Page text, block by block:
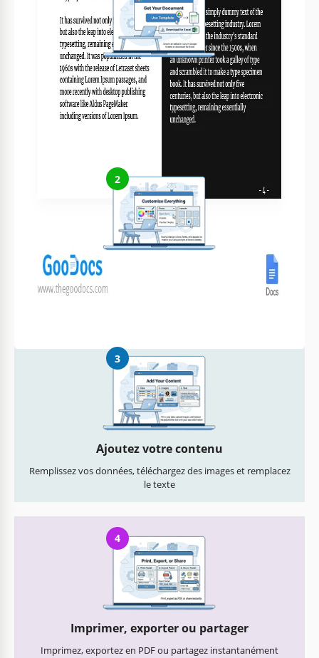
Obtenez votre document
Cliquez sur "Modifier le modèle" pour créer une copie
modifiable dans Google Docs ou télécharger pour Microsoft
Word
2
Modifiez facilement les couleurs, les polices et les mises en page
3
Ajoutez votre contenu
Remplissez vos données, téléchargez des images et remplacez
le texte
4
Imprimer, exporter ou partager
Imprimez, exportez en PDF ou partagez instantanément